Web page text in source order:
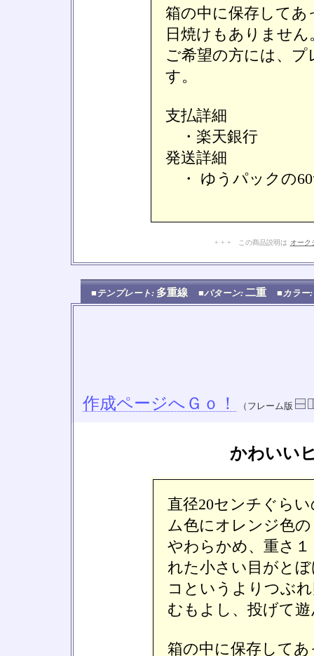
箱の中に保存してあ
日焼けもありません
ご希望の方には、
す。
支払詳細
・楽天銀行
発送詳細
・ ゆうパックの
+ + + この商品説明は オーク
■テンプレート: 多重線 ■パターン: 二重 ■カラー:
作成ページへＧｏ！ （フレーム版
かわいい
直径20センチぐら
ム色にオレンジ色
やわらかめ、重さ
れた小さい目がと
コというよりつぶ
むもよし、投げて
箱の中に保存して